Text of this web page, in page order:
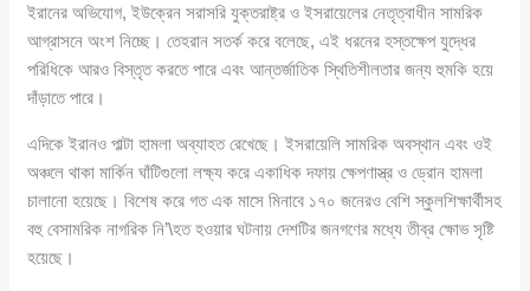
ইরানের অভিযোগ, ইউক্রেন সরাসরি যুক্তরাষ্ট্র ও ইসরায়েলের নেতৃত্বাধীন সামরিক
আগ্রাসনে অংশ নিচ্ছে। তেহরান সতর্ক করে বলেছে, এই ধরনের হস্তক্ষেপ যুদ্ধের
পরিধিকে আরও বিস্তৃত করতে পারে এবং আন্তর্জাতিক স্থিতিশীলতার জন্য হুমকি হয়ে
দাঁড়াতে পারে।
এদিকে ইরানও পাল্টা হামলা অব্যাহত রেখেছে। ইসরায়েলি সামরিক অবস্থান এবং ওই
অঞ্চলে থাকা মার্কিন ঘাঁটিগুলো লক্ষ্য করে একাধিক দফায় ক্ষেপণাস্ত্র ও ড্রোন হামলা
চালানো হয়েছে। বিশেষ করে গত এক মাসে মিনাবে ১৭০ জনেরও বেশি স্কুলশিক্ষার্থীসহ
বহু বেসামরিক নাগরিক নি’\হত হওয়ার ঘটনায় দেশটির জনগণের মধ্যে তীব্র ক্ষোভ সৃষ্টি
হয়েছে।